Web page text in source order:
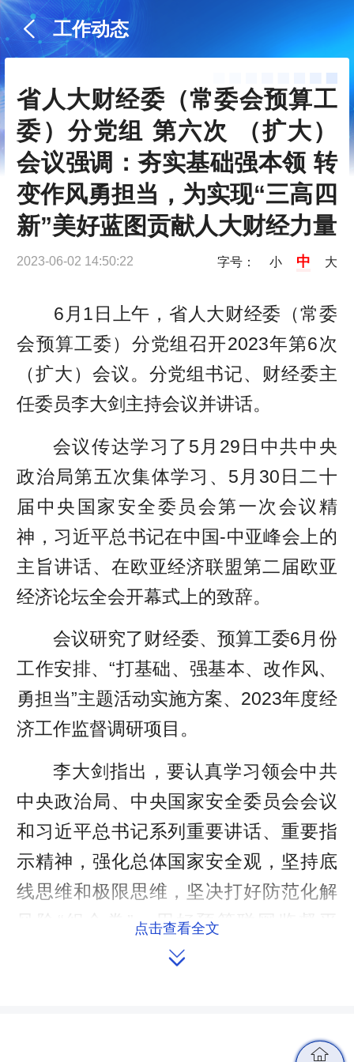
工作动态
省人大财经委（常委会预算工
委）分党组 第六次 （扩大）
会议强调：夯实基础强本领 转
变作风勇担当，为实现“三高四
新”美好蓝图贡献人大财经力量
2023-06-02 14:50:22 字号： 小 中 大
6月1日上午，省人大财经委（常委
会预算工委）分党组召开2023年第6次
（扩大）会议。分党组书记、财经委主
任委员李大剑主持会议并讲话。
会议传达学习了5月29日中共中央
政治局第五次集体学习、5月30日二十
届中央国家安全委员会第一次会议精
神，习近平总书记在中国-中亚峰会上的
主旨讲话、在欧亚经济联盟第二届欧亚
经济论坛全会开幕式上的致辞。
会议研究了财经委、预算工委6月份
工作安排、“打基础、强基本、改作风、
勇担当”主题活动实施方案、2023年度经
济工作监督调研项目。
李大剑指出，要认真学习领会中共
中央政治局、中央国家安全委员会会议
和习近平总书记系列重要讲话、重要指
示精神，强化总体国家安全观，坚持底
线思维和极限思维，坚决打好防范化解
风险“组合拳”，用好预算联网监督平
台，加强对地方政府债务、金融和国有
李大剑强调，6月份工作任务越来
点击查看全文
